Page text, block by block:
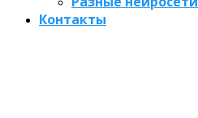
Контакты